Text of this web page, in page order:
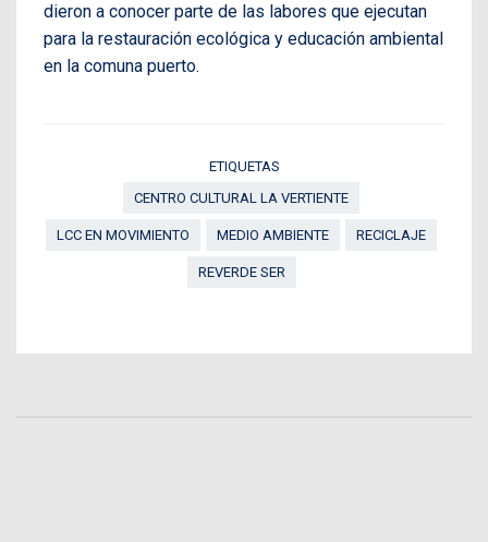
dieron a conocer parte de las labores que ejecutan
para la restauración ecológica y educación ambiental
en la comuna puerto.
ETIQUETAS
CENTRO CULTURAL LA VERTIENTE
LCC EN MOVIMIENTO MEDIO AMBIENTE RECICLAJE
REVERDE SER